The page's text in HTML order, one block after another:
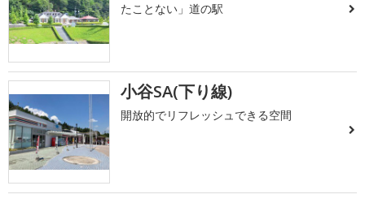
たことない」道の駅
小谷SA(下り線)
開放的でリフレッシュできる空間